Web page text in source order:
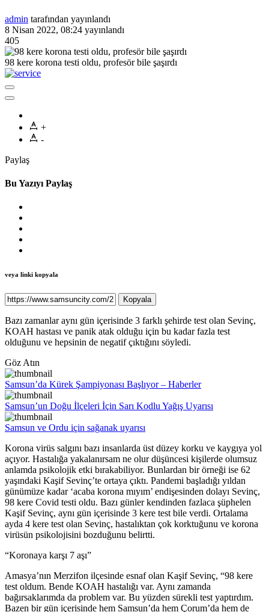
admin tarafından yayınlandı
8 Nisan 2022, 08:24 yayınlandı
405
98 kere korona testi oldu, profesör bile şaşırdı
+
-
Paylaş
Bu Yazıyı Paylaş
veya linki kopyala
Kopyala
Bazı zamanlar aynı gün içerisinde 3 farklı şehirde test olan Sevinç,
KOAH hastası ve panik atak olduğu için bu kadar fazla test
olduğunu ve hepsinin de negatif çıktığını söyledi.
Göz Atın
Samsun’da Kürek Şampiyonası Başlıyor – Haberler
Samsun’un Doğu İlçeleri İçin Sarı Kodlu Yağış Uyarısı
Samsun ve Ordu için sağanak uyarısı
Korona virüs salgını bazı insanlarda üst düzey korku ve kaygıya yol
açıyor. Hastalığa yakalanırsam ne olur düşüncesi kişilerde olumsuz
anlamda psikolojik etki bırakabiliyor. Bunlardan bir örneği ise 62
yaşındaki Kaşif Sevinç’te ortaya çıktı. Pandemi başladığı yıldan
günümüze kadar ‘acaba korona mıyım’ endişesinden dolayı Sevinç,
98 kere Covid testi oldu. Bazı günler kendinden fazlaca şüphelen
Kaşif Sevinç, aynı gün içerisinde 3 kere test bile verdi. Ortalama
ayda 4 kere test olan Sevinç, hastalıktan çok korktuğunu ve korona
virüsün psikolojisini bozduğunu belirtti.
“Koronaya karşı 7 aşı”
Amasya’nın Merzifon ilçesinde esnaf olan Kaşif Sevinç, “98 kere
test oldum. Bende KOAH hastalığı var. Aynı zamanda
bağırsaklarımda da problem var. Bu yüzden sürekli test yaptırdım.
Bazen bir gün içerisinde hem Samsun’da hem Çorum’da hem de